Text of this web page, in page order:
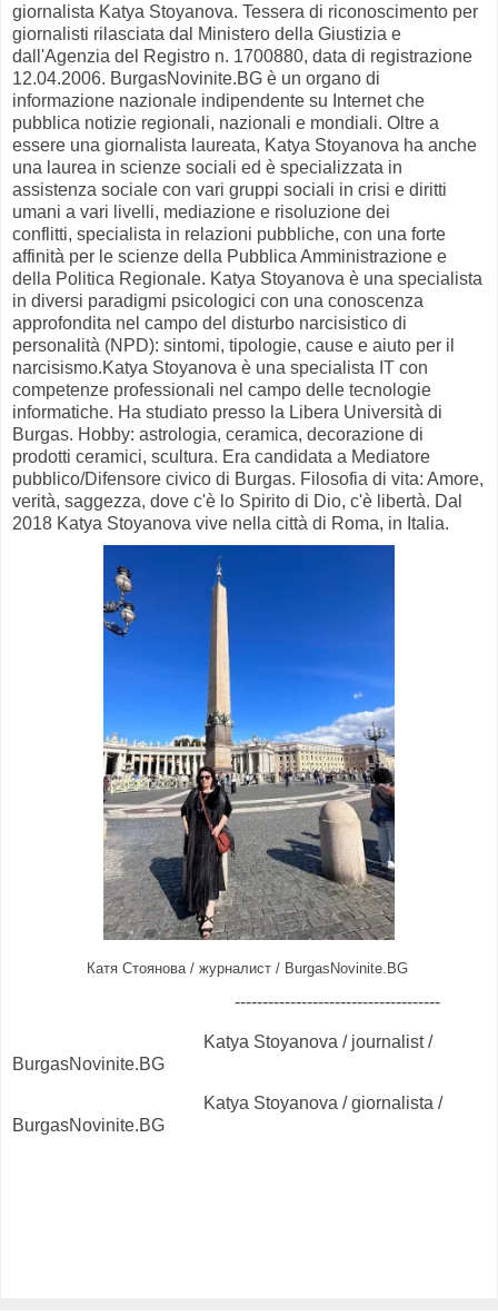
giornalista Katya Stoyanova. Tessera di riconoscimento per
giornalisti rilasciata dal Ministero della Giustizia e
dall'Agenzia del Registro n. 1700880, data di registrazione
12.04.2006. BurgasNovinite.BG è un organo di
informazione nazionale indipendente su Internet che
pubblica notizie regionali, nazionali e mondiali. Oltre a
essere una giornalista laureata, Katya Stoyanova ha anche
una laurea in scienze sociali ed è specializzata in
assistenza sociale con vari gruppi sociali in crisi e diritti
umani a vari livelli, mediazione e risoluzione dei
conflitti, specialista in relazioni pubbliche, con una forte
affinità per le scienze della Pubblica Amministrazione e
della Politica Regionale. Katya Stoyanova è una specialista
in diversi paradigmi psicologici con una conoscenza
approfondita nel campo del disturbo narcisistico di
personalità (NPD): sintomi, tipologie, cause e aiuto per il
narcisismo.Katya Stoyanova è una specialista IT con
competenze professionali nel campo delle tecnologie
informatiche. Ha studiato presso la Libera Università di
Burgas. Hobby: astrologia, ceramica, decorazione di
prodotti ceramici, scultura. Era candidata a Mediatore
pubblico/Difensore civico di Burgas. Filosofia di vita: Amore,
verità, saggezza, dove c'è lo Spirito di Dio, c'è libertà. Dal
2018 Katya Stoyanova vive nella città di Roma, in Italia.
Катя Стоянова / журналист / BurgasNovinite.BG
-------------------------------------
Katya Stoyanova / journalist /
BurgasNovinite.BG
Katya Stoyanova / giornalista /
BurgasNovinite.BG